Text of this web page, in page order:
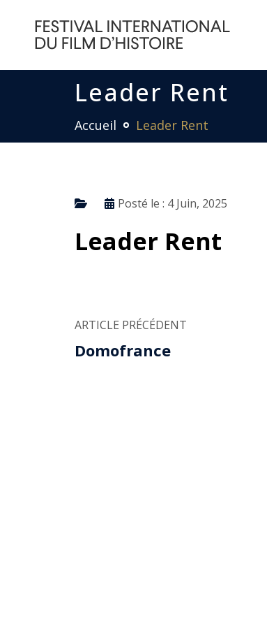
Leader Rent
Accueil Leader Rent
Posté le : 4 Juin, 2025
Leader Rent
ARTICLE PRÉCÉDENT
Domofrance